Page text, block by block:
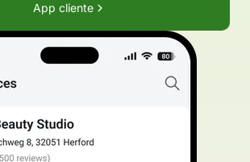
App cliente